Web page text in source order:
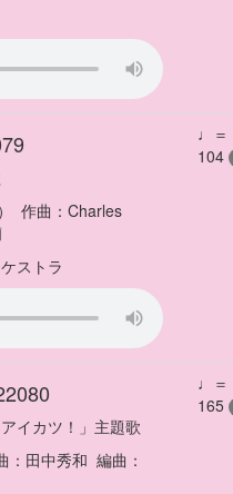
作曲： Charles
ストラ
♩＝
104
イカツ！」主題歌
： 田中秀和 編曲：
♩＝
165